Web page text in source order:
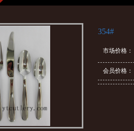
354#
市场价格：
会员价格：